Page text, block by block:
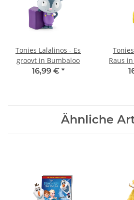
Tonies Lalalinos - Es
groovt in Bumbaloo
16,99 € *
Raus
Ähnliche